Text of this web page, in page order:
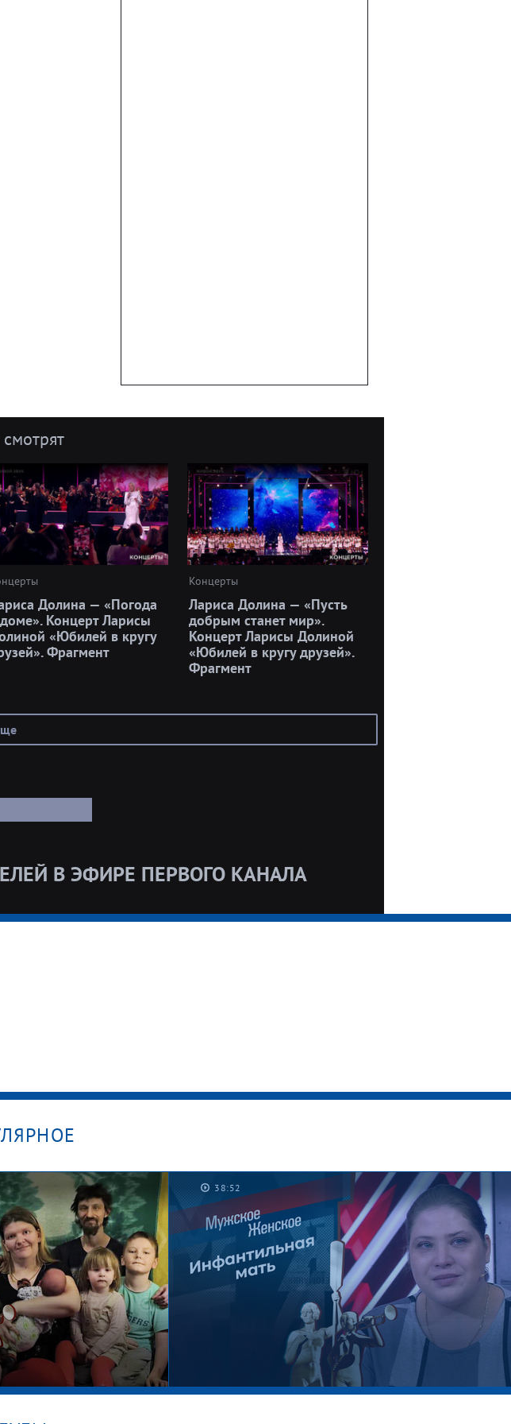
Долина — «Погода
Концерт Ларисы
«Юбилей в кругу
Фрагмент
Концерты
Лариса Долина — «Пусть
добрым станет мир».
Концерт Ларисы Долиной
«Юбилей в кругу друзей».
Фрагмент
В ЭФИРЕ ПЕРВОГО КАНАЛА
38:52